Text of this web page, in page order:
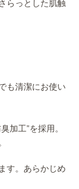
らっとした肌触
も清潔にお使い
加工”を採用。
す。あらかじめ